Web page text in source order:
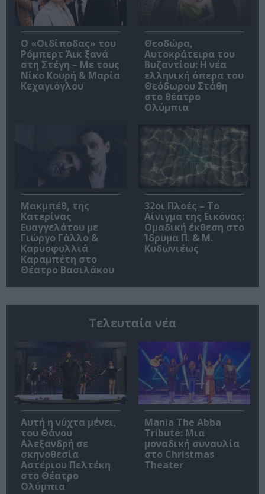
O «Οιδίποδας» του
Ρόμπερτ Άικ ξανά
στη Στέγη – Με τους
Νίκο Κουρή & Μαρία
Κεχαγιόγλου
Θεοδώρα,
Αυτοκράτειρα του
Βυζαντίου: Η νέα
ελληνική όπερα του
Θεόδωρου Στάθη
στο θέατρο
Ολύμπια
Μακμπέθ, της
Κατερίνας
Ευαγγελάτου με
Γιώργο Γάλλο &
Καρυοφυλλιά
Καραμπέτη στο
Θέατρο Βασιλάκου
32οι Πλοές – Το
Αίνιγμα της Εικόνας:
Ομαδική έκθεση στο
Ίδρυμα Π. & Μ.
Κυδωνιέως
Τελευταία νέα
Αυτή η νύχτα μένει,
του Θάνου
Αλεξανδρή σε
σκηνοθεσία
Αστέριου Πελτέκη
στο Θέατρο
Ολύμπια
Mania The Abba
Tribute: Μια
μοναδική συναυλία
στο Christmas
Theater